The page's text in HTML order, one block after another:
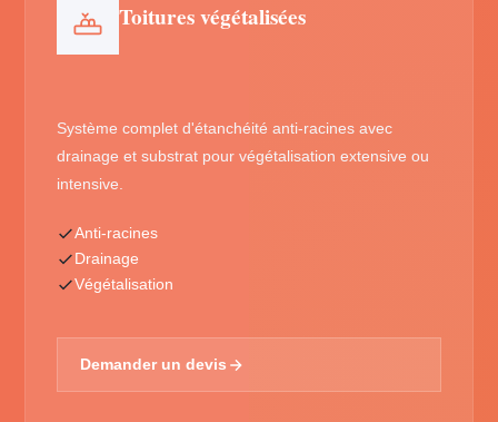
Toitures végétalisées
Système complet d'étanchéité anti-racines avec
drainage et substrat pour végétalisation extensive ou
intensive.
Anti-racines
Drainage
Végétalisation
Demander un devis